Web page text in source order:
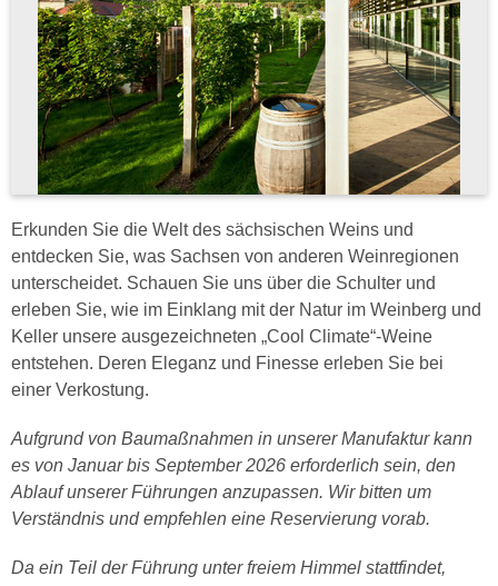
Erkunden Sie die Welt des sächsischen Weins und
entdecken Sie, was Sachsen von anderen Weinregionen
unterscheidet. Schauen Sie uns über die Schulter und
erleben Sie, wie im Einklang mit der Natur im Weinberg und
Keller unsere ausgezeichneten „Cool Climate“-Weine
entstehen. Deren Eleganz und Finesse erleben Sie bei
einer Verkostung.
Aufgrund von Baumaßnahmen in unserer Manufaktur kann
es von Januar bis September 2026 erforderlich sein, den
Ablauf unserer Führungen anzupassen. Wir bitten um
Verständnis und empfehlen eine Reservierung vorab.
Da ein Teil der Führung unter freiem Himmel stattfindet,